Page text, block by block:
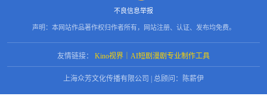
不良信息举报
声明：本网站作品著作权归作者所有，网站注册、认证、发布均免费。
友情链接： Kino视界｜AI短剧漫剧专业制作工具
上海众芳文化传播有限公司 | 总顾问：陈薪伊